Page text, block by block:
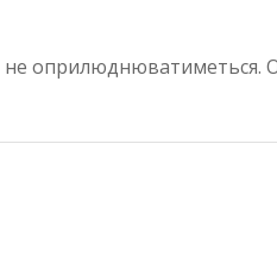
не оприлюднюватиметься.